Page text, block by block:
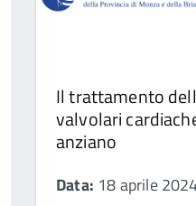
Il trattamento
valvolari
anziano
Data: 18 aprile